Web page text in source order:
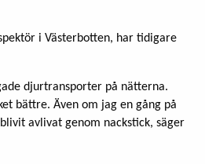
i Västerbotten, har tidigare
djurtransporter på nätterna.
bättre. Även om jag en gång på
avlivat genom nackstick, säger